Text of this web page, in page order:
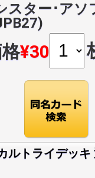
スター･アソ
¥30
ルトライデッ